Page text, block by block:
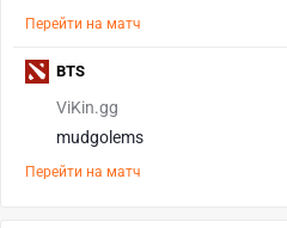
Перейти на матч
ViKin.gg
mudgolems
Перейти на матч
BTS